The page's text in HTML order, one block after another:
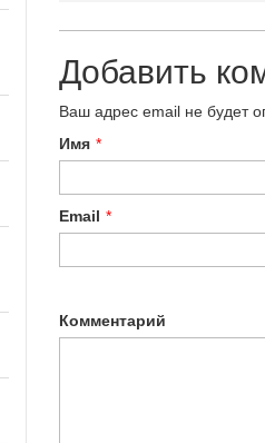
Добавить
Ваш адрес email не будет
Имя *
Email *
Комментарий